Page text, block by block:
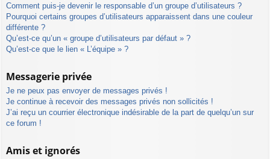
Comment puis-je devenir le responsable d’un groupe d’utilisateurs ?
Pourquoi certains groupes d’utilisateurs apparaissent dans une couleur
différente ?
Qu’est-ce qu’un « groupe d’utilisateurs par défaut » ?
Qu’est-ce que le lien « L’équipe » ?
Messagerie privée
Je ne peux pas envoyer de messages privés !
Je continue à recevoir des messages privés non sollicités !
J’ai reçu un courrier électronique indésirable de la part de quelqu’un sur
ce forum !
Amis et ignorés